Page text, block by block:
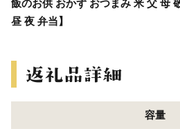
飯のお供 おかず おつまみ 米 父 母
昼 夜 弁当】
容量